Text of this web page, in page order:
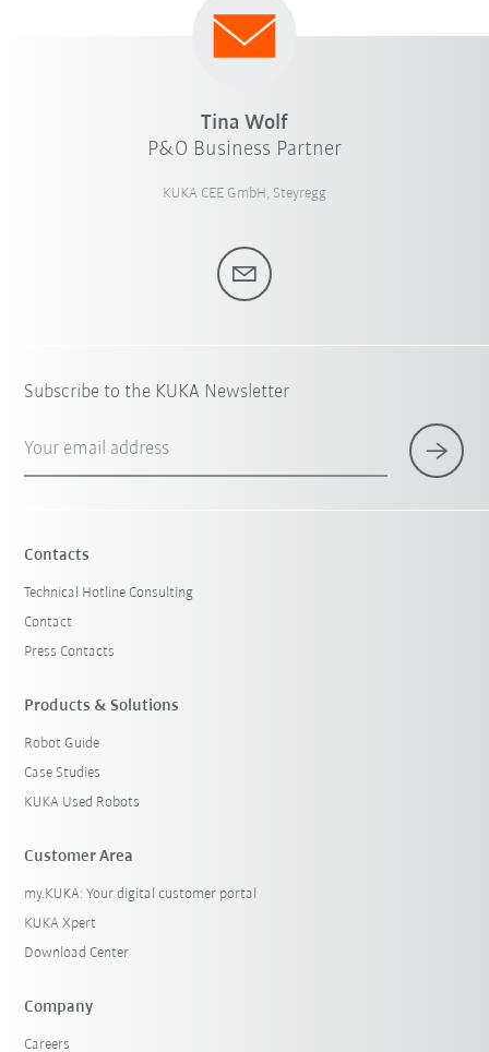
Tina Wolf
P&O Business Partner
KUKA CEE GmbH, Steyregg
Subscribe to the KUKA Newsletter
Your email address
Contacts
Technical Hotline Consulting
Contact
Press Contacts
Products & Solutions
Robot Guide
Case Studies
KUKA Used Robots
Customer Area
my.KUKA: Your digital customer portal
KUKA Xpert
Download Center
Company
Careers